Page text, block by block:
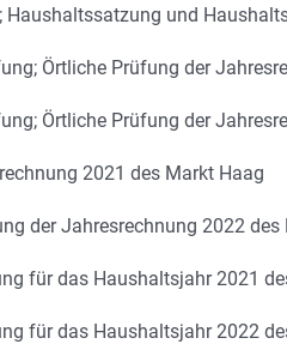
Haushaltssatzung und
Örtliche Prüfung der
Örtliche Prüfung der
2021 des Markt Haag
der Jahresrechnung 2022 des
für das Haushaltsjahr 2021
für das Haushaltsjahr 2022